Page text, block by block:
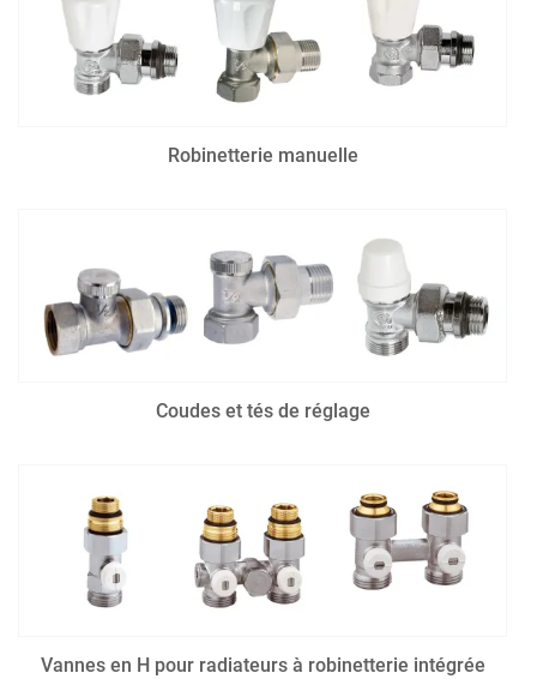
Robinetterie manuelle
Coudes et tés de réglage
Vannes en H pour radiateurs à robinetterie intégrée